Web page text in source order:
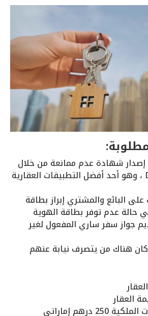
شهادة عدم ممانعة من خلال
تطبيق Dubai REST ، وهو أحد أفضل التطبيقات العقارية
البائع والمشتري إبراز بطاقة
حالة عدم توفر بطاقة الهوية
جواز سفر ساري المفعول لغير
كان هناك من يتصرف نيابة عنهم
درهم إماراتي